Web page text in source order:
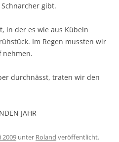
gibt.
in der es wie aus Kübeln
Im Regen mussten wir
nehmen.
durchnässt, traten wir den
JAHR
2009 unter Roland veröffentlicht.